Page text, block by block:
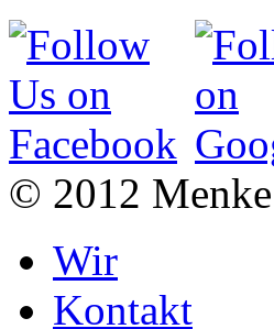
© 2012
Wir
Kontakt